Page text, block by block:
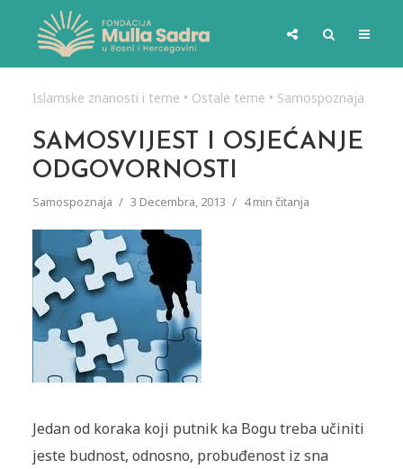
Islamske znanosti i teme • Ostale teme • Samospoznaja
SAMOSVIJEST I OSJEĆANJE
ODGOVORNOSTI
Samospoznaja 3 Decembra, 2013 4 min čitanja
Jedan od koraka koji putnik ka Bogu treba učiniti
jeste budnost, odnosno, probuđenost iz sna